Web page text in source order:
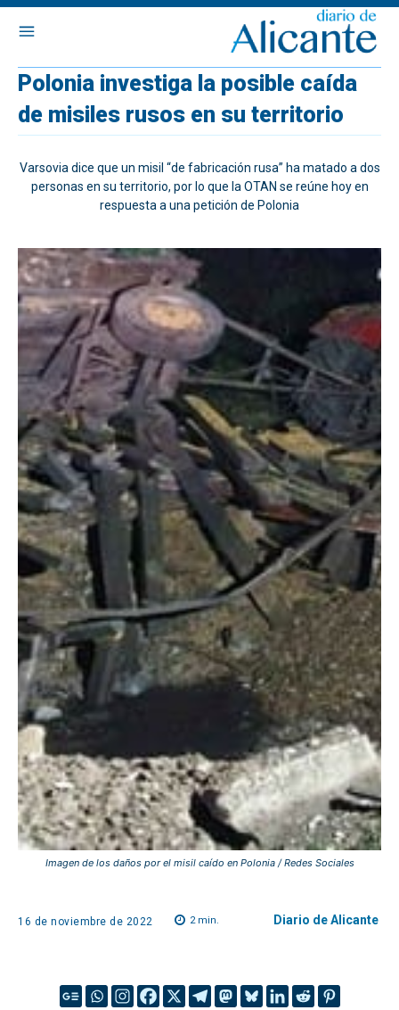
Polonia investiga la posible caída
de misiles rusos en su territorio
Varsovia dice que un misil “de fabricación rusa” ha matado a dos
personas en su territorio, por lo que la OTAN se reúne hoy en
respuesta a una petición de Polonia
Imagen de los daños por el misil caído en Polonia / Redes Sociales
16 de noviembre de 2022 2min. Diario de Alicante